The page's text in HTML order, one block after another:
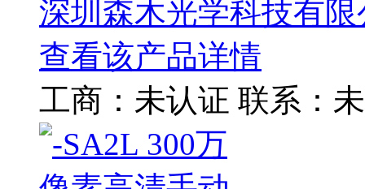
深圳森木光学科技有限
查看该产品详情
工商： 未认证 联系：